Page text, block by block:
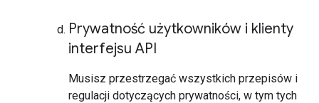
Prywatność użytkowników i klienty
interfejsu API
Musisz przestrzegać wszystkich przepisów i
regulacji dotyczących prywatności, w tym tych